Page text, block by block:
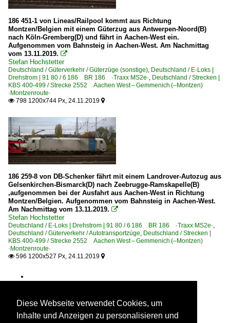
186 451-1 von Lineas/Railpool kommt aus Richtung
Montzen/Belgien mit einem Güterzug aus Antwerpen-Noord(B)
nach Köln-Gremberg(D) und fährt in Aachen-West ein.
Aufgenommen vom Bahnsteig in Aachen-West. Am Nachmittag
vom 13.11.2019. 
Stefan Hochstetter
Deutschland / Güterverkehr / Güterzüge (sonstige), Deutschland / E-Loks |
Drehstrom | 91 80 / 6 186 BR 186 ·Traxx MS2e·, Deutschland / Strecken |
KBS 400-499 / Strecke 2552 Aachen West – Gemmenich (–Montzen)
·Montzenroute·
 798 1200x744 Px, 24.11.2019 
186 259-8 von DB-Schenker fährt mit einem Landrover-Autozug aus
Gelsenkirchen-Bismarck(D) nach Zeebrugge-Ramskapelle(B)
,aufgenommen bei der Ausfahrt aus Aachen-West in Richtung
Montzen/Belgien. Aufgenommen vom Bahnsteig in Aachen-West.
Am Nachmittag vom 13.11.2019. 
Stefan Hochstetter
Deutschland / E-Loks | Drehstrom | 91 80 / 6 186 BR 186 ·Traxx MS2e·,
Deutschland / Güterverkehr / Autotransportzüge, Deutschland / Strecken |
KBS 400-499 / Strecke 2552 Aachen West – Gemmenich (–Montzen)
·Montzenroute·
 596 1200x527 Px, 24.11.2019 
Diese Webseite verwendet Cookies, um
Inhalte und Anzeigen zu personalisieren und